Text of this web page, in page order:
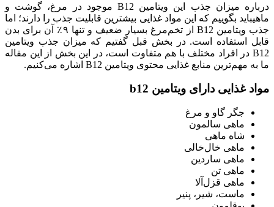
درباره میزان جذب این ویتامین B12 موجود در مرغ، گوشت و
ماهیباید بگوییم که این مواد غذایی بیشترین قابلیت جذب را دارند؛ اما
جذب ویتامین B12 از تخم‌مرغ بسیار ضعیف و تنها ۹٪ آن برای بدن
قابل استفاده است. در بخش قبل گفتیم که میزان جذب ویتامین
B12 در افراد مختلف با هم متفاوت است، در این بخش از این مقاله
ما به مهم‌ترین منابع غذایی محتوی ویتامین B12 اشاره می‌کنیم.
مواد غذایی دارای ویتامین b12
جگر گاو و مرغ
ماهی سالمون
شاه ماهی
ماهی خال‌خالی
ماهی ساردین
ماهی تن
ماهی قزل‌آلا
ماست، شیر، پنیر